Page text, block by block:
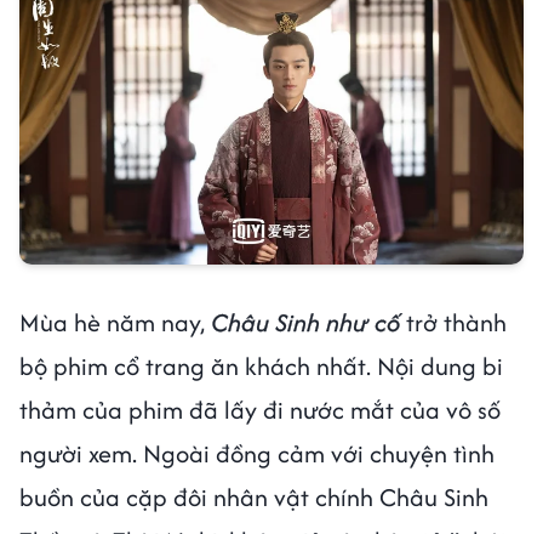
Mùa hè năm nay, Châu Sinh như cốtrở thành
bộ phim cổ trang ăn khách nhất. Nội dung bi
thảm của phim đã lấy đi nước mắt của vô số
người xem. Ngoài đồng cảm với chuyện tình
buồn của cặp đôi nhân vật chính Châu Sinh